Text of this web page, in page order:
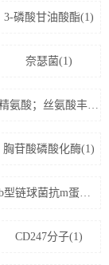
3-磷酸甘油酸酯(1)
奈瑟菌(1)
精氨酸；丝氨酸丰富剪接因子1(1)
胸苷酸磷酸化酶(1)
b型链球菌抗m蛋白抗体(1)
CD247分子(1)